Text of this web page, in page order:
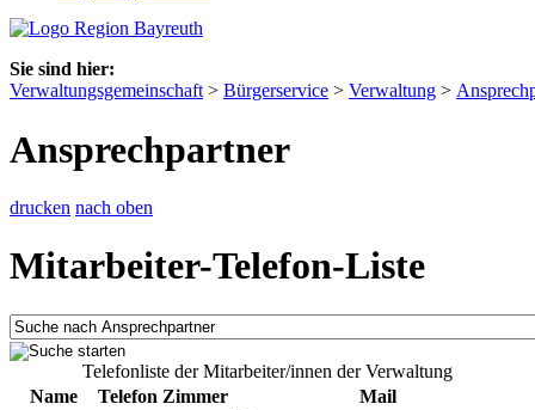
Sie sind hier:
Verwaltungsgemeinschaft > Bürgerservice > Verwaltung >
Ansprechpartner
drucken nach oben
Mitarbeiter-Telefon-Liste
Telefonliste der Mitarbeiter/innen der Verwaltung
Name
Telefon Zimmer Mail